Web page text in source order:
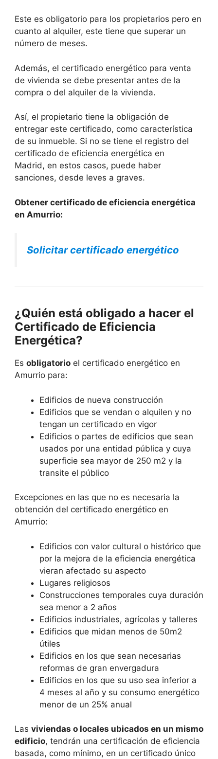
Este es obligatorio para los propietarios pero en
cuanto al alquiler, este tiene que superar un
número de meses.
Además, el certificado energético para venta
de vivienda se debe presentar antes de la
compra o del alquiler de la vivienda.
Así, el propietario tiene la obligación de
entregar este certificado, como característica
de su inmueble. Si no se tiene el registro del
certificado de eficiencia energética en
Madrid, en estos casos, puede haber
sanciones, desde leves a graves.
Obtener certificado de eficiencia energética
en Amurrio:
Solicitar certificado energético
¿Quién está obligado a hacer el
Certificado de Eficiencia
Energética?
Es obligatorio el certificado energético en
Amurrio para:
Edificios de nueva construcción
Edificios que se vendan o alquilen y no
tengan un certificado en vigor
Edificios o partes de edificios que sean
usados por una entidad pública y cuya
superficie sea mayor de 250 m2 y la
transite el público
Excepciones en las que no es necesaria la
obtención del certificado energético en
Amurrio:
Edificios con valor cultural o histórico que
por la mejora de la eficiencia energética
vieran afectado su aspecto
Lugares religiosos
Construcciones temporales cuya duración
sea menor a 2 años
Edificios industriales, agrícolas y talleres
Edificios que midan menos de 50m2
útiles
Edificios en los que sean necesarias
reformas de gran envergadura
Edificios en los que su uso sea inferior a
4 meses al año y su consumo energético
menor de un 25% anual
Las viviendas o locales ubicados en un mismo
edificio, tendrán una certificación de eficiencia
basada, como mínimo, en un certificado único